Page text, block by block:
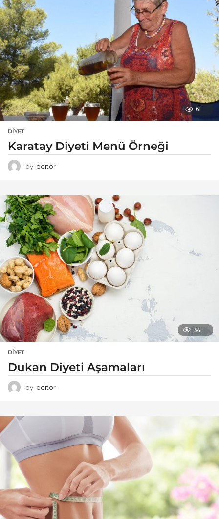
61
DIYET
Karatay Diyeti Menü Örneği
by editor
34
DIYET
Dukan Diyeti Aşamaları
by editor